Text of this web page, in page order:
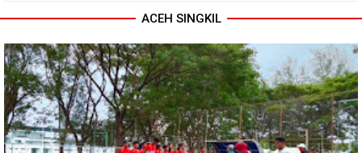
ACEH SINGKIL